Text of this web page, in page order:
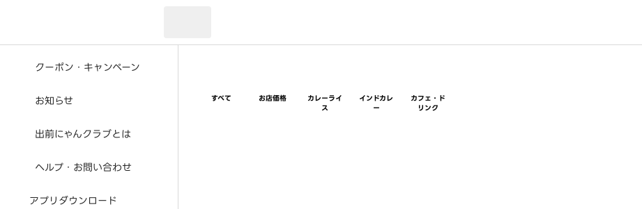
クーポン・キャンペーン
お知らせ
出前にゃんクラブとは
ヘルプ・お問い合わせ
アプリダウンロード
すべて お店価格
カレーライ
ス
インドカレ
ー
カフェ・ド
リンク